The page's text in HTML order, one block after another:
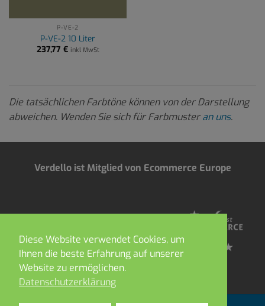
P-VE-2
P-VE-2 10 Liter
237,77 € inkl MwSt
Die tatsächlichen Farbtöne können von der Darstellung
abweichen. Wenden Sie sich für Farbmusteran uns.
Verdello ist Mitglied von Ecommerce Europe
Diese Website verwendet Cookies, um
Ihnen die beste Erfahrung auf unserer
Website zu ermöglichen.
Datenschutzerklärung